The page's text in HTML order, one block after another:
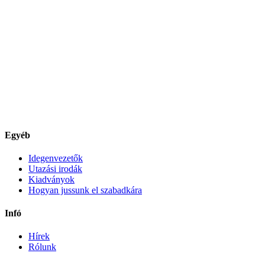
Egyéb
Idegenvezetők
Utazási irodák
Kiadványok
Hogyan jussunk el szabadkára
Infó
Hírek
Rólunk